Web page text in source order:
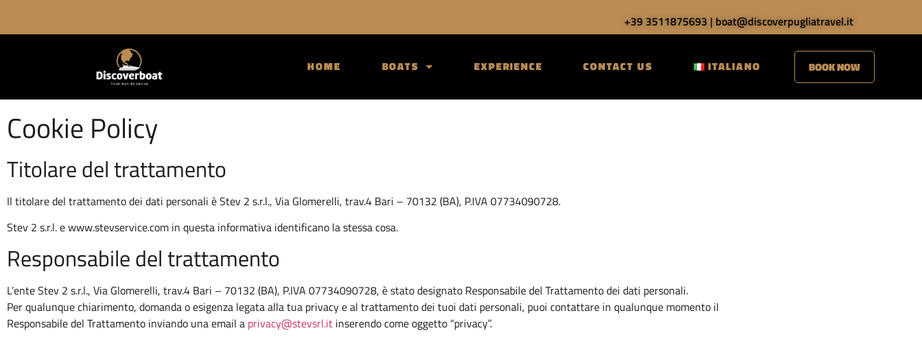
+39 3511875693 | boat@discoverpugliatravel.it
HOME BOATS EXPERIENCE CONTACT US ITALIANO BOOK NOW
Cookie Policy
Titolare del trattamento
Il titolare del trattamento dei dati personali è Stev 2 s.r.l., Via Glomerelli, trav.4 Bari – 70132 (BA), P.IVA 07734090728.
Stev 2 s.r.l. e www.stevservice.com in questa informativa identificano la stessa cosa.
Responsabile del trattamento
L’ente Stev 2 s.r.l., Via Glomerelli, trav.4 Bari – 70132 (BA), P.IVA 07734090728, è stato designato Responsabile del Trattamento dei dati personali.
Per qualunque chiarimento, domanda o esigenza legata alla tua privacy e al trattamento dei tuoi dati personali, puoi contattare in qualunque momento il
Responsabile del Trattamento inviando una email a privacy@stevsrl.it inserendo come oggetto “privacy”.